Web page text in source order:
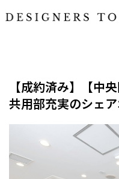
～25坪 25坪～50坪
【成約済み】【中
共用部充実のシェ